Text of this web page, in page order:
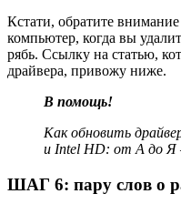
Кстати, обратите внимание
компьютер, когда вы
рябь. Ссылку на статью,
драйвера, привожу ниже.
В помощь!
Как обновить
и Intel HD: от А до Я
ШАГ 6: пару слов о